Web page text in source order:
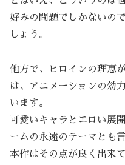
好みの問題でしかないの
しょう。
他方で、ヒロインの理恵
は、アニメーションの効
います。
可愛いキャラとエロい展
ームの永遠のテーマとも
本作はその点が良く出来